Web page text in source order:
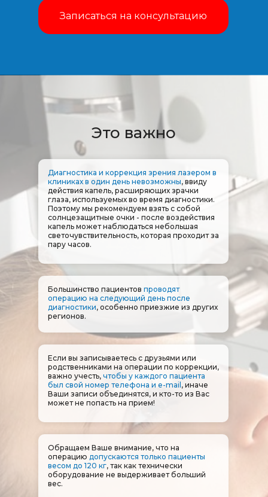
Записаться на консультацию
Это важно
Диагностика и коррекция зрения лазером в
клиниках в один день невозможны, ввиду
действия капель, расширяющих зрачки
глаза, используемых во время диагностики.
Поэтому мы рекомендуем взять с собой
солнцезащитные очки - после воздействия
капель может наблюдаться небольшая
светочувствительность, которая проходит за
пару часов.
Большинство пациентов проводят
операцию на следующий день после
диагностики, особенно приезжие из других
регионов.
Если вы записываетесь с друзьями или
родственниками на операции по коррекции,
важно учесть, чтобы у каждого пациента
был свой номер телефона и e-mail , иначе
Ваши записи объединятся, и кто-то из Вас
может не попасть на прием!
Обращаем Ваше внимание, что на
операцию допускаются только пациенты
весом до 120 кг, так как технически
оборудование не выдерживает больший
вес.